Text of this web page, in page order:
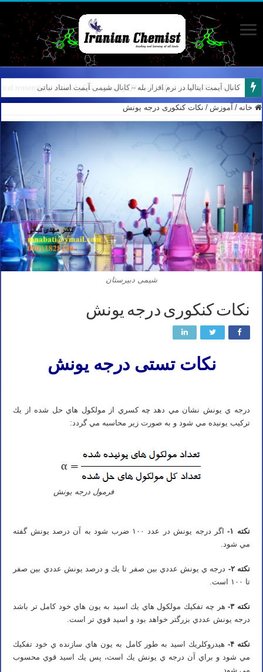
کانال آیمت ایتالیا در نرم افزار بله – کانال شیمی آیمت استاد نباتی
خانه / آموزش / نکات کنکوری درجه یونش
شیمی دبیرستان
نکات کنکوری درجه یونش
نکات تستی درجه يونش
درجه ي يونش نشان مي دهد چه كسري از مولكول هاي حل شده از يك
تركيب يونيده مي شود و به صورت زير محاسبه مي گردد:
فرمول درجه یونش
نكته ۱-
اگر درجه يونش در عدد ۱۰۰ ضرب شود به آن درصد يونش گفته
مي شود.
نكته ۲-
درجه ي يونش عددي بين صفر تا يك و درصد يونش عددي بين صفر
تا ۱۰۰ است.
نكته ۳- هر چه تفكيك مولكول هاي يك اسيد به يون هاي خود كامل تر باشد
درجه يونش عددي بزرگتر خواهد بود و اسيد قوي تر است.
نكته ۴-
هيدروكلريك اسيد به طور كامل به يون هاي سازنده ي خود تفكيك
مي شود و براي آن درجه ي يونش يك است، پس يك اسيد قوي محسوب
مي شود.